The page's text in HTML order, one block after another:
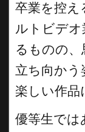
卒業を控え
ルトビデオ
るものの、
立ち向かう
楽しい作品
優等生では